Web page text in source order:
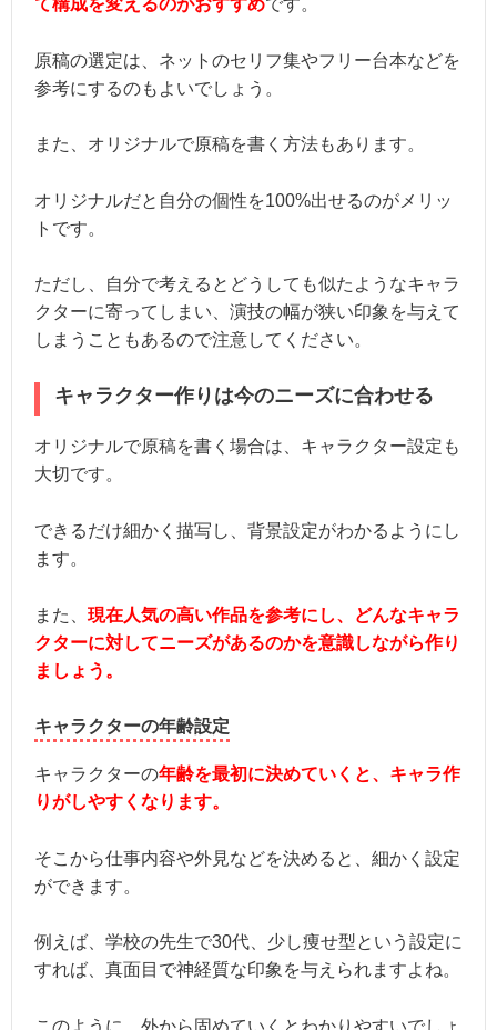
て構成を変えるのがおすすめです。
原稿の選定は、ネットのセリフ集やフリー台本などを
参考にするのもよいでしょう。
また、オリジナルで原稿を書く方法もあります。
オリジナルだと自分の個性を100%出せるのがメリッ
トです。
ただし、自分で考えるとどうしても似たようなキャラ
クターに寄ってしまい、演技の幅が狭い印象を与えて
しまうこともあるので注意してください。
キャラクター作りは今のニーズに合わせる
オリジナルで原稿を書く場合は、キャラクター設定も
大切です。
できるだけ細かく描写し、背景設定がわかるようにし
ます。
また、 現在人気の高い作品を参考にし、どんなキャラ
クターに対してニーズがあるのかを意識しながら作り
ましょう。
キャラクターの年齢設定
キャラクターの年齢を最初に決めていくと、キャラ作
りがしやすくなります。
そこから仕事内容や外見などを決めると、細かく設定
ができます。
例えば、学校の先生で30代、少し痩せ型という設定に
すれば、真面目で神経質な印象を与えられますよね。
このように、外から固めていくとわかりやすいでしょ